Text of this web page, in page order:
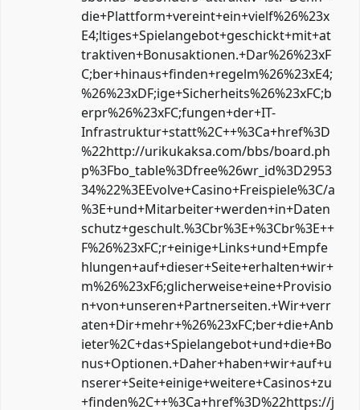
die+Plattform+vereint+ein+vielf%26%23x
E4;ltiges+Spielangebot+geschickt+mit+at
traktiven+Bonusaktionen.+Dar%26%23xF
C;ber+hinaus+finden+regelm%26%23xE4;
%26%23xDF;ige+Sicherheits%26%23xFC;b
erpr%26%23xFC;fungen+der+IT-
Infrastruktur+statt%2C++%3Ca+href%3D
%22http://urikukaksa.com/bbs/board.ph
p%3Fbo_table%3Dfree%26wr_id%3D2953
34%22%3EEvolve+Casino+Freispiele%3C/a
%3E+und+Mitarbeiter+werden+in+Daten
schutz+geschult.%3Cbr%3E+%3Cbr%3E++
F%26%23xFC;r+einige+Links+und+Empfe
hlungen+auf+dieser+Seite+erhalten+wir+
m%26%23xF6;glicherweise+eine+Provisio
n+von+unseren+Partnerseiten.+Wir+verr
aten+Dir+mehr+%26%23xFC;ber+die+Anb
ieter%2C+das+Spielangebot+und+die+Bo
nus+Optionen.+Daher+haben+wir+auf+u
nserer+Seite+einige+weitere+Casinos+zu
+finden%2C++%3Ca+href%3D%22https://j